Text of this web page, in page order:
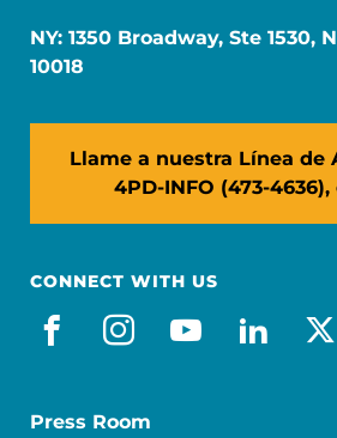
NY: 1350 Broadway, Ste 1530,
10018
Llame a nuestra Línea de
4PD-INFO (473-4636),
CONNECT WITH US
facebook_es
instagram
youtube
Press Room